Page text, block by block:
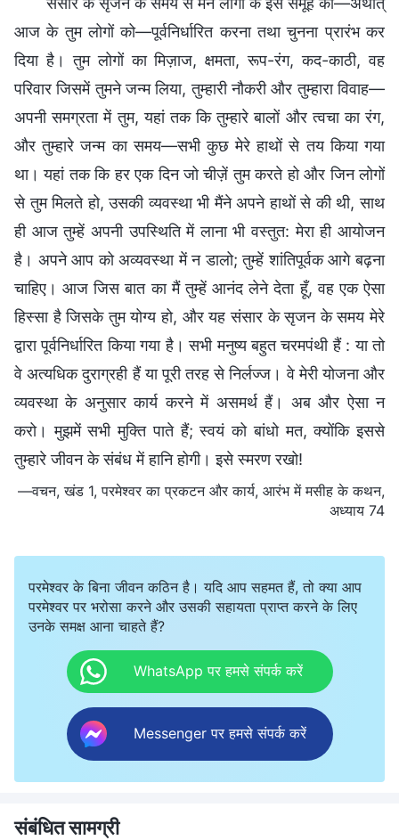
आज के तुम लोगों को—पूर्वनिर्धारित करना तथा चुनना प्रारंभ कर
दिया है। तुम लोगों का मिज़ाज, क्षमता, रूप-रंग, कद-काठी, वह
परिवार जिसमें तुमने जन्म लिया, तुम्हारी नौकरी और तुम्हारा विवाह—
अपनी समग्रता में तुम, यहां तक कि तुम्हारे बालों और त्वचा का रंग,
और तुम्हारे जन्म का समय—सभी कुछ मेरे हाथों से तय किया गया
था। यहां तक कि हर एक दिन जो चीज़ें तुम करते हो और जिन लोगों
से तुम मिलते हो, उसकी व्यवस्था भी मैंने अपने हाथों से की थी, साथ
ही आज तुम्हें अपनी उपस्थिति में लाना भी वस्तुत: मेरा ही आयोजन
है। अपने आप को अव्यवस्था में न डालो; तुम्हें शांतिपूर्वक आगे बढ़ना
चाहिए। आज जिस बात का मैं तुम्हें आनंद लेने देता हूँ, वह एक ऐसा
हिस्सा है जिसके तुम योग्य हो, और यह संसार के सृजन के समय मेरे
द्वारा पूर्वनिर्धारित किया गया है। सभी मनुष्य बहुत चरमपंथी हैं : या तो
वे अत्यधिक दुराग्रही हैं या पूरी तरह से निर्लज्ज। वे मेरी योजना और
व्यवस्था के अनुसार कार्य करने में असमर्थ हैं। अब और ऐसा न
करो। मुझमें सभी मुक्ति पाते हैं; स्वयं को बांधो मत, क्योंकि इससे
तुम्हारे जीवन के संबंध में हानि होगी। इसे स्मरण रखो!
—वचन, खंड 1, परमेश्वर का प्रकटन और कार्य, आरंभ में मसीह के कथन,
अध्याय 74
परमेश्वर के बिना जीवन कठिन है। यदि आप सहमत हैं, तो क्या आप
परमेश्वर पर भरोसा करने और उसकी सहायता प्राप्त करने के लिए
उनके समक्ष आना चाहते हैं?
WhatsApp पर हमसे संपर्क करें
Messenger पर हमसे संपर्क करें
संबंधित सामग्री